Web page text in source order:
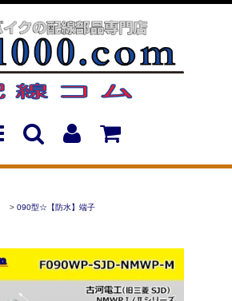
> 090型☆【防水】端子